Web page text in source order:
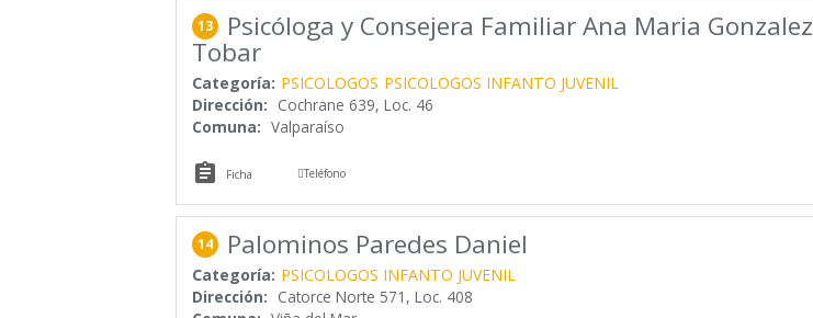
13 Psicóloga y Consejera Familiar Ana Maria Gonzalez
Tobar
Categoría: PSICOLOGOS PSICOLOGOS INFANTO JUVENIL
Dirección: Cochrane 639, Loc. 46
Comuna: Valparaíso
 Ficha Teléfono
14 Palominos Paredes Daniel
Categoría: PSICOLOGOS INFANTO JUVENIL
Dirección: Catorce Norte 571, Loc. 408